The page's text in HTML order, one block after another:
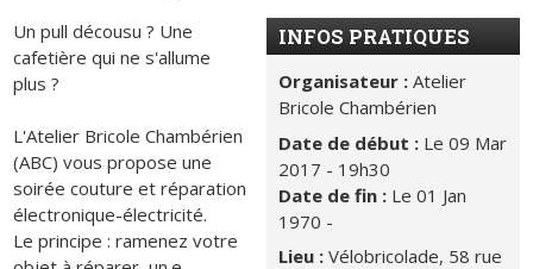
INFOS PRATIQUES
Organisateur : Atelier
Bricole Chambérien
Date de début : Le 09 Mar
2017 - 19h30
Date de fin : Le 01 Jan
1970 -
Lieu : Vélobricolade, 58 rue
Un pull décousu ? Une
cafetière qui ne s'allume
plus ?
L'Atelier Bricole Chambérien
(ABC) vous propose une
soirée couture et réparation
électronique-électricité.
Le principe : ramenez votre